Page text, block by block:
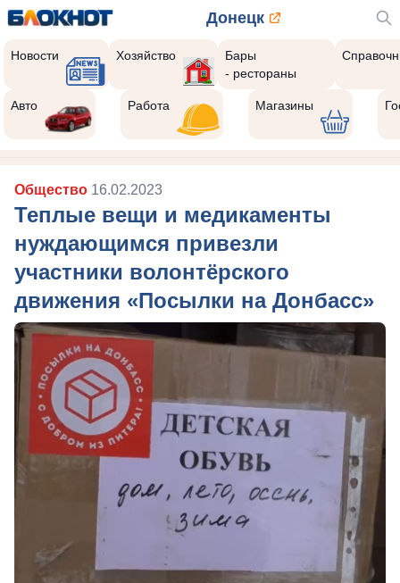
Донецк
Новости Хозяйство
Бары
- рестораны
Авто Работа Магазины
Общество 16.02.2023
Теплые вещи и медикаменты
нуждающимся привезли
участники волонтёрского
движения «Посылки на Донбасс»